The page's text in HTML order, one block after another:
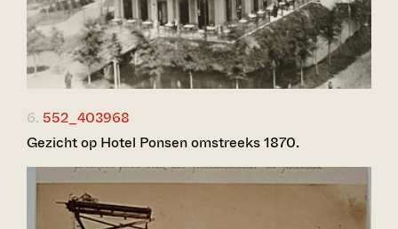
6. 552_403968
Gezicht op Hotel Ponsen omstreeks 1870.